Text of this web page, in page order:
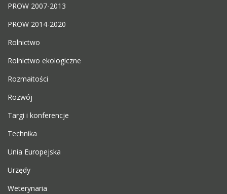
PROW 2007-2013
PROW 2014-2020
Rolnictwo
Rolnictwo ekologiczne
Rozmaitości
Rozwój
Targi i konferencje
Technika
Unia Europejska
Urzędy
Weterynaria